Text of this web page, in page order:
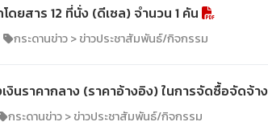
ดยสาร 12 ที่นั่ง (ดีเซล) จำนวน 1 คัน
กระดานข่าว > ข่าวประชาสัมพันธ์/กิจกรรม
งินราคากลาง (ราคาอ้างอิง) ในการจัดซื้อจัดจ้
กระดานข่าว > ข่าวประชาสัมพันธ์/กิจกรรม